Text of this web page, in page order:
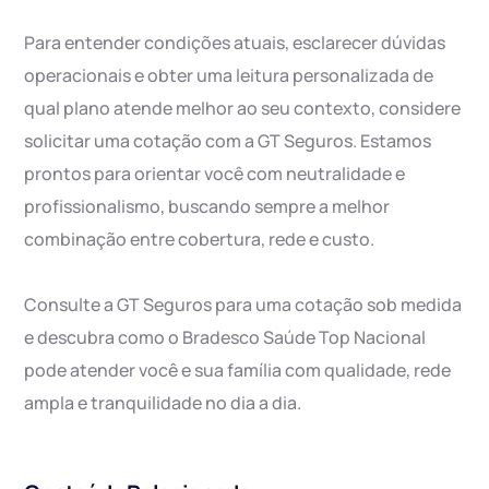
Para entender condições atuais, esclarecer dúvidas
operacionais e obter uma leitura personalizada de
qual plano atende melhor ao seu contexto, considere
solicitar uma cotação com a GT Seguros. Estamos
prontos para orientar você com neutralidade e
profissionalismo, buscando sempre a melhor
combinação entre cobertura, rede e custo.
Consulte a GT Seguros para uma cotação sob medida
e descubra como o Bradesco Saúde Top Nacional
pode atender você e sua família com qualidade, rede
ampla e tranquilidade no dia a dia.